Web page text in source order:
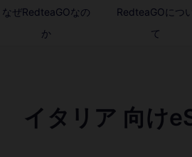
なぜRedteaGOなの
か
RedteaGOにつ
て
イタリア 向け